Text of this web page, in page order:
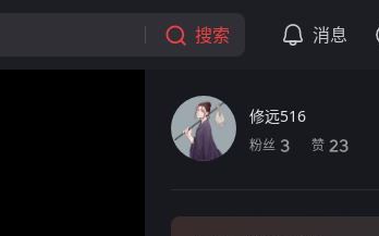
搜索 消息
修远516
粉丝 3 赞 23